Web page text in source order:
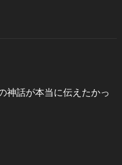
神話が本当に伝えたかっ